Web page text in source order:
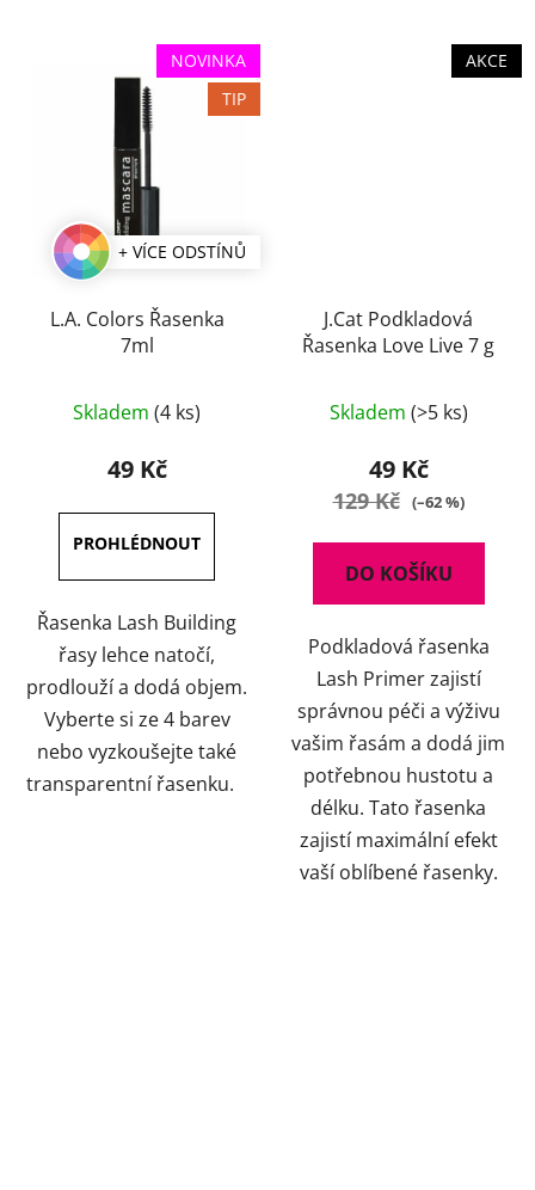
NOVINKA
TIP
+ VÍCE ODSTÍNŮ
L.A. Colors Řasenka
7ml
Skladem (4 ks)
49 Kč
Řasenka Lash Building
řasy lehce natočí,
prodlouží a dodá objem.
Vyberte si ze 4 barev
nebo vyzkoušejte také
transparentní řasenku.
AKCE
J.Cat Podkladová
Řasenka Love Live 7 g
Skladem (>5 ks)
49 Kč
129 Kč (–62 %)
DO KOŠÍKU
Podkladová řasenka
Lash Primer zajistí
správnou péči a výživu
vašim řasám a dodá jim
potřebnou hustotu a
délku. Tato řasenka
zajistí maximální efekt
vaší oblíbené řasenky.